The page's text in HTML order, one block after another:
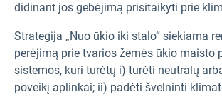
didinant jos gebėjimą prisitaikyti prie
Strategija „Nuo ūkio iki stalo“ siekiama
perėjimą prie tvarios žemės ūkio maisto
sistemos, kuri turėtų i) turėti neutralų
poveikį aplinkai; ii) padėti švelninti